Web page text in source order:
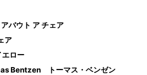
バウト ア チェア
ア
エロー
Bentzen トーマス・ベンゼン